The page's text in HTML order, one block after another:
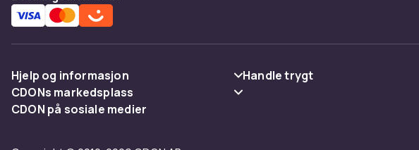
Hjelp og informasjon
Vanlige spørsmål
Handle trygt
CDONs markedsplass
Merchant Help Center
CDON på sosiale medier